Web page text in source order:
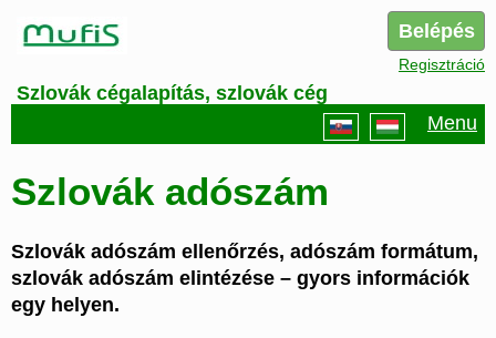
Belépés
Regisztráció
Szlovák cégalapítás, szlovák cég
Menu
Szlovák adószám
Szlovák adószám ellenőrzés, adószám formátum,
szlovák adószám elintézése – gyors információk
egy helyen.